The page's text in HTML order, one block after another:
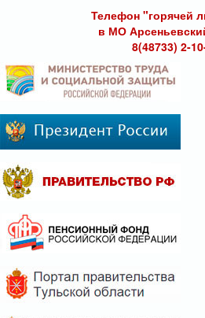
Телефон "горячей
в МО
8(48733) 2-